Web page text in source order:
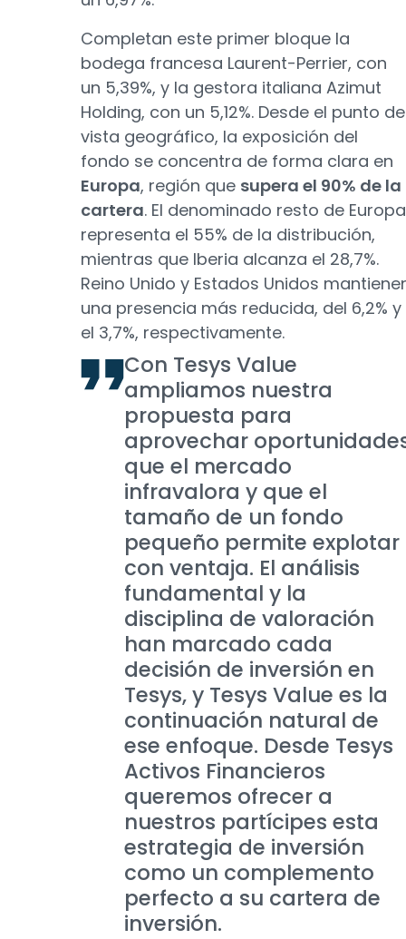
Completan este primer bloque la
bodega francesa Laurent-Perrier, con
un 5,39%, y la gestora italiana Azimut
Holding, con un 5,12%. Desde el punto de
vista geográfico, la exposición del
fondo se concentra de forma clara en
Europa, región que supera el 90% de la
cartera. El denominado resto de Europa
representa el 55% de la distribución,
mientras que Iberia alcanza el 28,7%.
Reino Unido y Estados Unidos
una presencia más reducida, del 6,2% y
el 3,7%, respectivamente.
Con Tesys Value
ampliamos nuestra
propuesta para
aprovechar
que el mercado
infravalora y que el
tamaño de un fondo
pequeño permite explotar
con ventaja. El análisis
fundamental y la
disciplina de valoración
han marcado cada
decisión de inversión en
Tesys, y Tesys Value es la
continuación natural de
ese enfoque. Desde Tesys
Activos Financieros
queremos ofrecer a
nuestros partícipes esta
estrategia de inversión
como un complemento
perfecto a su cartera de
inversión.